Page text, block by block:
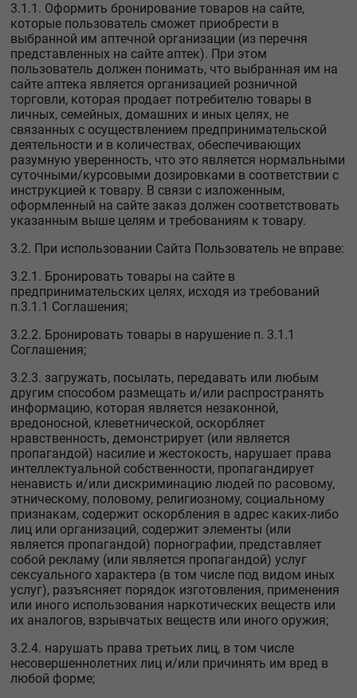
3.1.1. Оформить бронирование товаров на сайте,
которые пользователь сможет приобрести в
выбранной им аптечной организации (из перечня
представленных на сайте аптек). При этом
пользователь должен понимать, что выбранная им на
сайте аптека является организацией розничной
торговли, которая продает потребителю товары в
личных, семейных, домашних и иных целях, не
связанных с осуществлением предпринимательской
деятельности и в количествах, обеспечивающих
разумную уверенность, что это является нормальными
суточными/курсовыми дозировками в соответствии с
инструкцией к товару. В связи с изложенным,
оформленный на сайте заказ должен соответствовать
указанным выше целям и требованиям к товару.
3.2. При использовании Сайта Пользователь не вправе:
3.2.1. Бронировать товары на сайте в
предпринимательских целях, исходя из требований
п.3.1.1 Соглашения;
3.2.2. Бронировать товары в нарушение п. 3.1.1
Соглашения;
3.2.3. загружать, посылать, передавать или любым
другим способом размещать и/или распространять
информацию, которая является незаконной,
вредоносной, клеветнической, оскорбляет
нравственность, демонстрирует (или является
пропагандой) насилие и жестокость, нарушает права
интеллектуальной собственности, пропагандирует
ненависть и/или дискриминацию людей по расовому,
этническому, половому, религиозному, социальному
признакам, содержит оскорбления в адрес каких-либо
лиц или организаций, содержит элементы (или
является пропагандой) порнографии, представляет
собой рекламу (или является пропагандой) услуг
сексуального характера (в том числе под видом иных
услуг), разъясняет порядок изготовления, применения
или иного использования наркотических веществ или
их аналогов, взрывчатых веществ или иного оружия;
3.2.4. нарушать права третьих лиц, в том числе
несовершеннолетних лиц и/или причинять им вред в
любой форме;